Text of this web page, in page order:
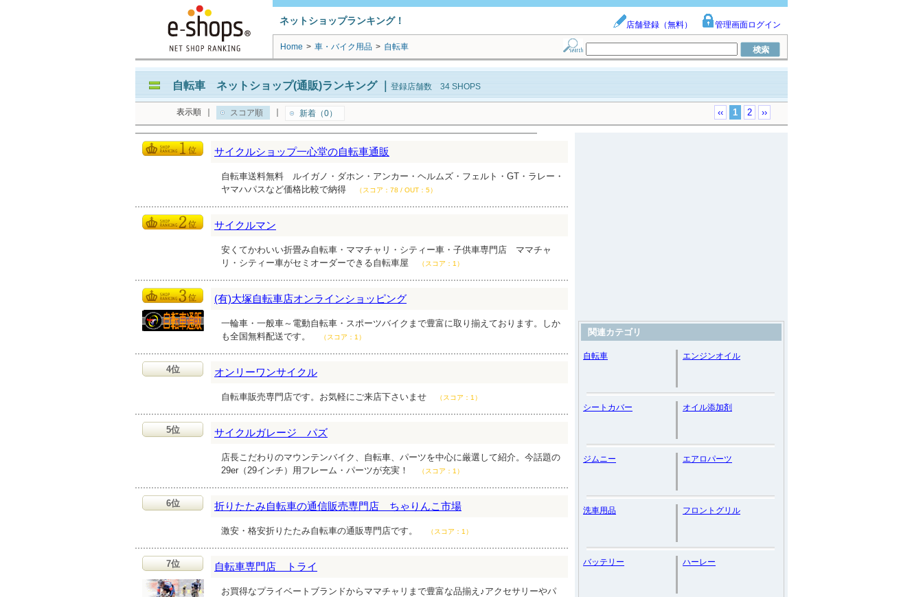
ネットショップランキング！ 店舗登録（無料） 管理画面ログイン
Home > 車・バイク用品 > 自転車
自転車 ネットショップ(通販)ランキング｜ 登録店舗数 34 SHOPS
表示順 スコア順 新着（0） ‹‹ 1 2 ››
サイクルショップ一心堂の自転車通販
自転車送料無料 ルイガノ・ダホン・アンカー・ヘルムズ・フェルト・GT・ラレー・
ヤマハパスなど価格比較で納得
（スコア：78 / OUT：5）
サイクルマン
安くてかわいい折畳み自転車・ママチャリ・シティー車・子供車専門店 ママチャ
リ・シティー車がセミオーダーできる自転車屋
（スコア：1）
(有)大塚自転車店オンラインショッピング
一輪車・一般車～電動自転車・スポーツバイクまで豊富に取り揃えております。しか
も全国無料配送です。
（スコア：1）
4位 オンリーワンサイクル
自転車販売専門店です。お気軽にご来店下さいませ （スコア：1）
5位 サイクルガレージ パズ
店長こだわりのマウンテンバイク、自転車、パーツを中心に厳選して紹介。今話題の
29er（29インチ）用フレーム・パーツが充実！
（スコア：1）
6位 折りたたみ自転車の通信販売専門店 ちゃりんこ市場
激安・格安折りたたみ自転車の通販専門店です。 （スコア：1）
7位 自転車専門店 トライ
お買得なプライベートブランドからママチャリまで豊富な品揃え♪アクセサリーやパ
関連カテゴリ
自転車 エンジンオイル
シートカバー オイル添加剤
ジムニー エアロパーツ
洗車用品 フロントグリル
バッテリー ハーレー